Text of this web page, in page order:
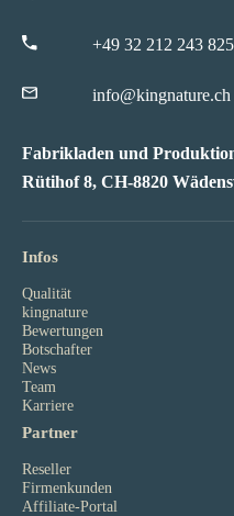
+49 32 212 243 825
info@kingnature.ch
Fabrikladen und
Rütihof 8, CH-8820
Infos
Qualität
kingnature
Bewertungen
Botschafter
News
Team
Karriere
Partner
Reseller
Firmenkunden
Affiliate-Portal